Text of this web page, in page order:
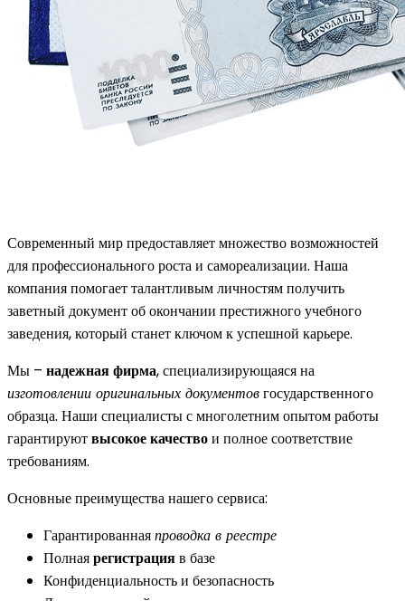
Современный мир предоставляет множество возможностей
для профессионального роста и самореализации. Наша
компания помогает талантливым личностям получить
заветный документ об окончании престижного учебного
заведения, который станет ключом к успешной карьере.
Мы – надежная фирма, специализирующаяся на
изготовлении оригинальных документовгосударственного
образца. Наши специалисты с многолетним опытом работы
гарантируютвысокое качествои полное соответствие
требованиям.
Основные преимущества нашего сервиса:
Гарантированнаяпроводка в реестре
Полнаярегистрацияв базе
Конфиденциальность и безопасность